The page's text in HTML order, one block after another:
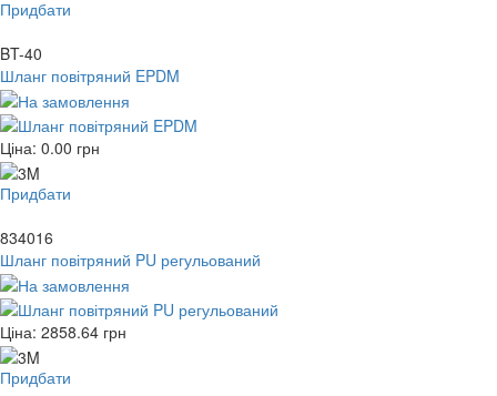
Придбати
BT-40
Шланг повітряний EPDM
Ціна: 0.00 грн
Придбати
834016
Шланг повітряний PU регульований
Ціна: 2858.64 грн
Придбати